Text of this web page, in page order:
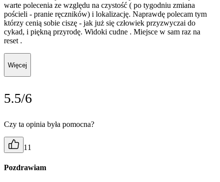
warte polecenia ze względu na czystość ( po tygodniu zmiana
pościeli - pranie ręczników) i lokalizację. Naprawdę polecam tym
którzy cenią sobie ciszę - jak już się człowiek przyzwyczai do
cykad, i piękną przyrodę. Widoki cudne . Miejsce w sam raz na
reset .
Więcej
5.5/6
Czy ta opinia była pomocna?
11
Pozdrawiam